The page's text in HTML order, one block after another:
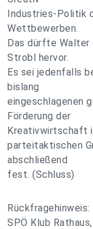
Industries-Politik
Wettbewerben.
Das dürfte Walter
Strobl hervor.
Es sei jedenfalls
bislang
eingeschlagenen
Förderung der
Kreativwirtschaft
parteitaktischen
abschließend
fest. (Schluss)
Rückfragehinweis:
SPÖ Klub